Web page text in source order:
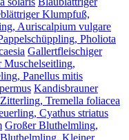
Klumpfuß,
Auriscalpium vulgare
Pholiota
Gallertfleischiger
Muschelseitling,
Panellus mitis
Kandisbrauner
Tremella foliacea
Cyathus striatus
Großer Bluthelmling,
Kleiner